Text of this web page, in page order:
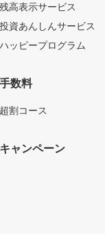
残高表示サービス
投資あんしんサービス
ハッピープログラム
手数料
超割コース
キャンペーン